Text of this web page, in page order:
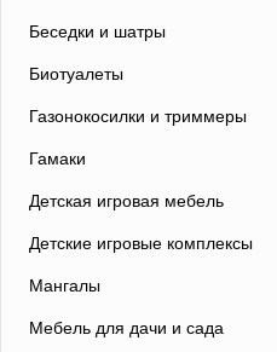
Беседки и шатры
Биотуалеты
Газонокосилки и триммеры
Гамаки
Детская игровая мебель
Детские игровые комплексы
Мангалы
Мебель для дачи и сада